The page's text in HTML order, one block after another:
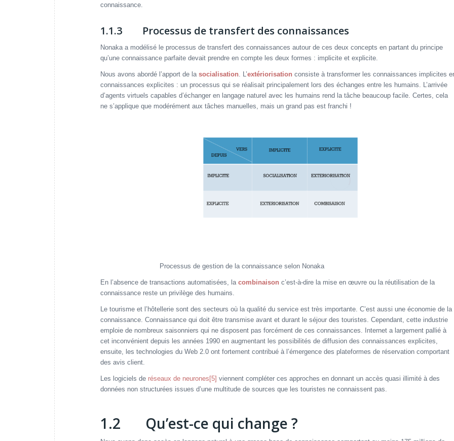
connaissance.
1.1.3 Processus de transfert des connaissances
Nonaka a modélisé le processus de transfert des connaissances autour de ces deux concepts en partant du principe
qu’une connaissance parfaite devait prendre en compte les deux formes : implicite et explicite.
Nous avons abordé l’apport de la socialisation . L’extériorisation consiste à transformer les connaissances implicites
connaissances explicites : un processus qui se réalisait principalement lors des échanges entre les humains. L’arrivée
d’agents virtuels capables d’échanger en langage naturel avec les humains rend la tâche beaucoup facile. Certes, cela
ne s’applique que modérément aux tâches manuelles, mais un grand pas est franchi !
Processus de gestion de la connaissance selon Nonaka
En l’absence de transactions automatisées, la combinaison c’est-à-dire la mise en œuvre ou la réutilisation de la
connaissance reste un privilège des humains.
Le tourisme et l’hôtellerie sont des secteurs où la qualité du service est très importante. C’est aussi une économie de la
connaissance. Connaissance qui doit être transmise avant et durant le séjour des touristes. Cependant, cette industrie
emploie de nombreux saisonniers qui ne disposent pas forcément de ces connaissances. Internet a largement pallié à
cet inconvénient depuis les années 1990 en augmentant les possibilités de diffusion des connaissances explicites,
ensuite, les technologies du Web 2.0 ont fortement contribué à l’émergence des plateformes de réservation comportant
des avis client.
Les logiciels de réseaux de neurones [5] viennent compléter ces approches en donnant un accès quasi illimité à des
données non structurées issues d’une multitude de sources que les touristes ne connaissent pas.
1.2 Qu’est-ce qui change ?